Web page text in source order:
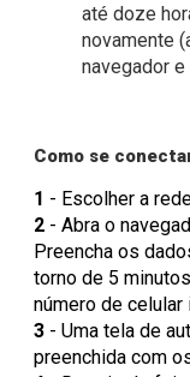
até doze
novamente
navegador
Como se
1 - Escolher a
2 - Abra o
Preencha os
torno de 5
número de celular
3 - Uma tela de
preenchida com